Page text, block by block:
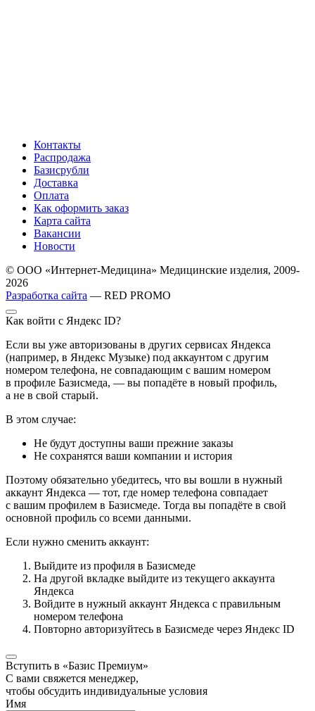
Контакты
Распродажа
Базисрубли
Доставка
Оплата
Как оформить заказ
Карта сайта
Вакансии
Новости
© ООО «Интернет-Медицина» Медицинские изделия, 2009-
2026
Разработка сайта — RED PROMO
Как войти с Яндекс ID?
Если вы уже авторизованы в других сервисах Яндекса
(например, в Яндекс Музыке) под аккаунтом с другим
номером телефона, не совпадающим с вашим номером
в профиле Базисмеда, — вы попадёте в новый профиль,
а не в свой старый.
В этом случае:
Не будут доступны ваши прежние заказы
Не сохранятся ваши компании и история
Поэтому обязательно убедитесь, что вы вошли в нужный
аккаунт Яндекса — тот, где номер телефона совпадает
с вашим профилем в Базисмеде. Тогда вы попадёте в свой
основной профиль со всеми данными.
Если нужно сменить аккаунт:
Выйдите из профиля в Базисмеде
На другой вкладке выйдите из текущего аккаунта
Яндекса
Войдите в нужный аккаунт Яндекса с правильным
номером телефона
Повторно авторизуйтесь в Базисмеде через Яндекс ID
Вступить в «Базис Премиум»
С вами свяжется менеджер,
чтобы обсудить индивидуальные условия
Имя